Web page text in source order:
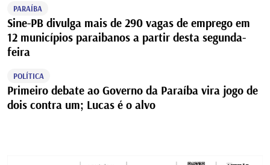
PARAÍBA
Sine-PB divulga mais de 290 vagas de emprego em
12 municípios paraibanos a partir desta segunda-
feira
POLÍTICA
Primeiro debate ao Governo da Paraíba vira jogo de
dois contra um; Lucas é o alvo